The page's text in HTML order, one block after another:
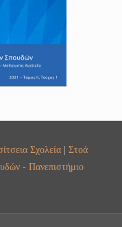
Σχολεία| Στοά
- Πανεπιστήμιο